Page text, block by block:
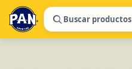
Buscar productos